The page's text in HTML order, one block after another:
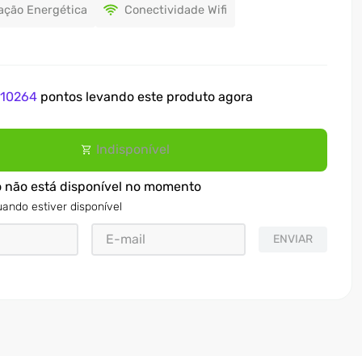
Energética Conectividade Wifi
10264 pontos levando este produto agora
Indisponível
não está disponível no momento
estiver disponível
ENVIAR